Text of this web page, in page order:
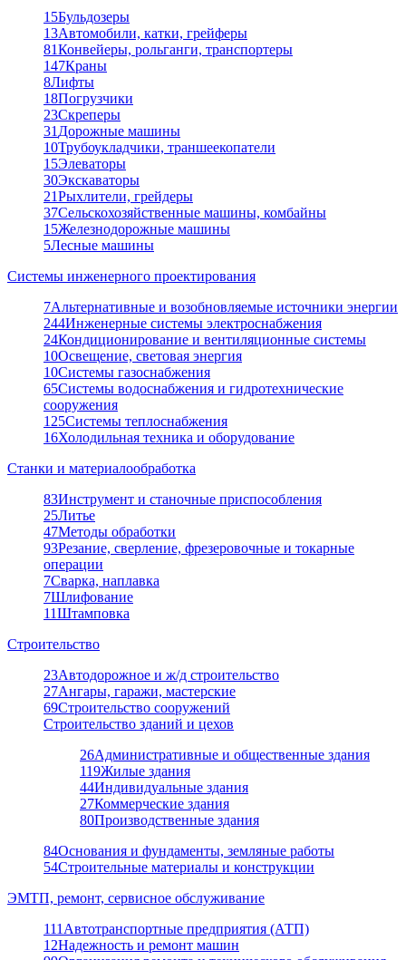
15Бульдозеры
13Автомобили, катки, грейферы
81Конвейеры, рольганги, транспортеры
147Краны
8Лифты
18Погрузчики
23Скреперы
31 Дорожные машины
10Трубоукладчики, траншеекопатели
15Элеваторы
30Экскаваторы
21Рыхлители, грейдеры
37Сельскохозяйственные машины, комбайны
15Железнодорожные машины
5Лесные машины
Системы инженерного проектирования
7Альтернативные и возобновляемые источники энергии
244Инженерные системы электроснабжения
24Кондиционирование и вентиляционные системы
10Освещение, световая энергия
10Системы газоснабжения
65Системы водоснабжения и гидротехнические
сооружения
125Системы теплоснабжения
16Холодильная техника и оборудование
Станки и материалообработка
83Инструмент и станочные приспособления
25Литье
47Методы обработки
93Резание, сверление, фрезеровочные и токарные
операции
7Сварка, наплавка
7Шлифование
11Штамповка
Строительство
23Автодорожное и ж/д строительство
27Ангары, гаражи, мастерские
69Строительство сооружений
Строительство зданий и цехов
26Административные и общественные здания
119Жилые здания
44Индивидуальные здания
27Коммерческие здания
80Производственные здания
84Основания и фундаменты, земляные работы
54Строительные материалы и конструкции
ЭМТП, ремонт, сервисное обслуживание
111 Автотранспортные предприятия (АТП)
12Надежность и ремонт машин